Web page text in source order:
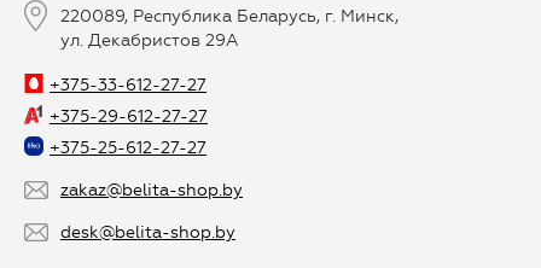
220089, Республика Беларусь, г. Минск,
ул. Декабристов 29А
+375-33-612-27-27
+375-29-612-27-27
+375-25-612-27-27
zakaz@belita-shop.by
desk@belita-shop.by